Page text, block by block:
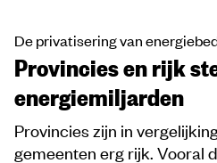
De privatisering van
Provincies en rijk
energiemiljarden
Provincies zijn in
gemeenten erg rijk. Vooral